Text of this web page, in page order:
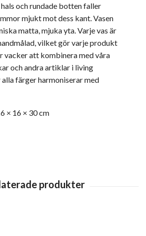
och rundade botten faller
mjukt mot dess kant. Vasen
matta, mjuka yta. Varje vas är
vilket gör varje produkt
vacker att kombinera med våra
och andra artiklar i living
färger harmoniserar med
× 16 × 30 cm